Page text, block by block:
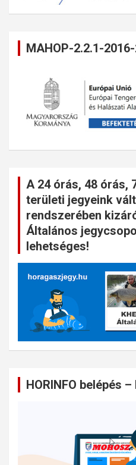
MAHOP-2.2.1-
A 24 órás, 48 órás,
területi jegyeink
rendszerében
Általános
lehetséges!
HORINFO belépés